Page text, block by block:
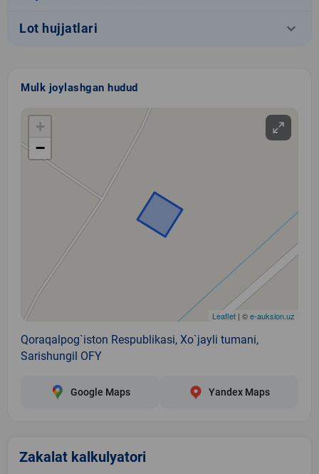
Lot hujjatlari keyboard_arrow_down
Mulk joylashgan hudud
+
−
Leaflet | ©e-auksion.uz
Qoraqalpog`iston Respublikasi, Xo`jayli tumani,
Sarishungil OFY
Google Maps Yandex Maps
Zakalat kalkulyatori